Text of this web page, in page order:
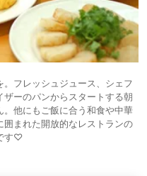
フレッシュジュース、シェフ
ーのパンからスタートする朝
他にもご飯に合う和食や中華
まれた開放的なレストランの
す♡